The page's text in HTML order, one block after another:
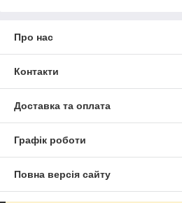
Про нас
Контакти
Доставка та оплата
Графік роботи
Повна версія сайту